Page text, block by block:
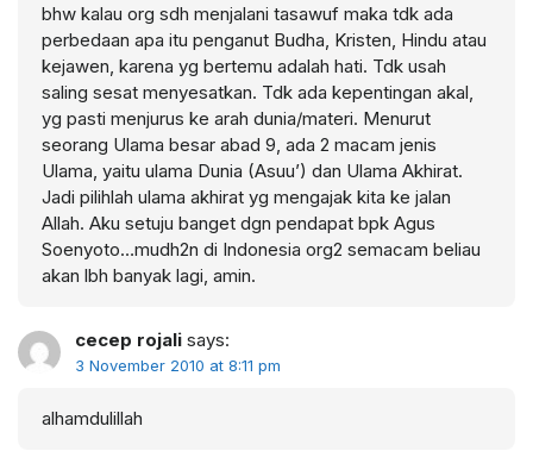
bhw kalau org sdh menjalani tasawuf maka tdk ada
perbedaan apa itu penganut Budha, Kristen, Hindu atau
kejawen, karena yg bertemu adalah hati. Tdk usah
saling sesat menyesatkan. Tdk ada kepentingan akal,
yg pasti menjurus ke arah dunia/materi. Menurut
seorang Ulama besar abad 9, ada 2 macam jenis
Ulama, yaitu ulama Dunia (Asuu’) dan Ulama Akhirat.
Jadi pilihlah ulama akhirat yg mengajak kita ke jalan
Allah. Aku setuju banget dgn pendapat bpk Agus
Soenyoto…mudh2n di Indonesia org2 semacam beliau
akan lbh banyak lagi, amin.
cecep rojali says:
3 November 2010 at 8:11 pm
alhamdulillah